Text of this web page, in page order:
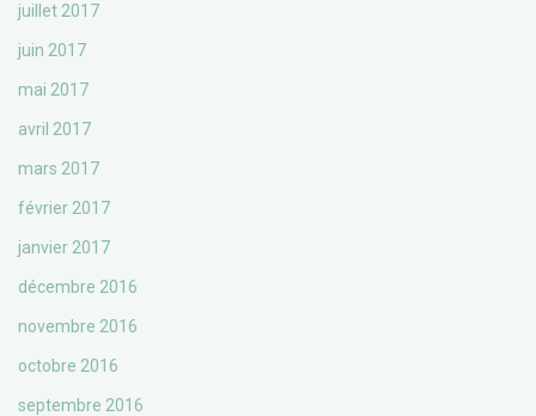
juillet 2017
juin 2017
mai 2017
avril 2017
mars 2017
février 2017
janvier 2017
décembre 2016
novembre 2016
octobre 2016
septembre 2016